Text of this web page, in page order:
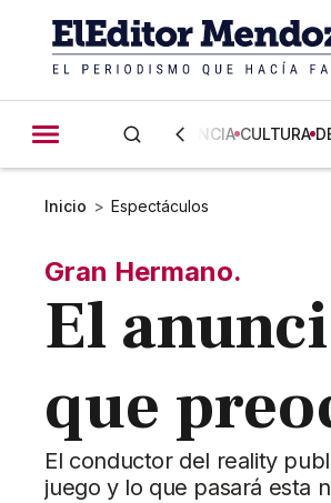
CIENCIA CULTURA
Inicio > Espectáculos
Gran Hermano.
El
que
El conductor del reality
juego y lo que pasará esta